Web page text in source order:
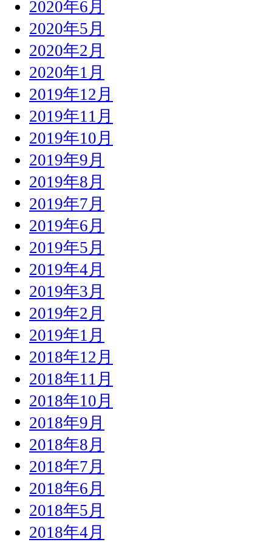
2020年6月
2020年5月
2020年2月
2020年1月
2019年12月
2019年11月
2019年10月
2019年9月
2019年8月
2019年7月
2019年6月
2019年5月
2019年4月
2019年3月
2019年2月
2019年1月
2018年12月
2018年11月
2018年10月
2018年9月
2018年8月
2018年7月
2018年6月
2018年5月
2018年4月